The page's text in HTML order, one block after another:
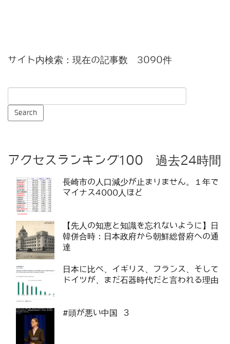
サイト内検索：現在の記事数 3090件
アクセスランキング100 過去24時間
長崎市の人口減少が止まりません。１年で
マイナス4000人ほど
【先人の知恵と知識を忘れないように】日
韓併合時：日本政府から朝鮮総督府への通
達
日本に比べ、イギリス、フランス、そして
ドイツが、まだ石器時代だと言われる理由
#頭が悪い中国 3